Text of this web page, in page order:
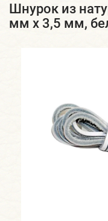
Шнурок из
мм х 3,5 мм,